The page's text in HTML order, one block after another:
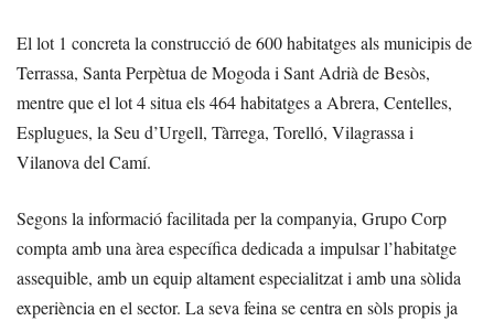
El lot 1 concreta la construcció de 600 habitatges als municipis de
Terrassa, Santa Perpètua de Mogoda i Sant Adrià de Besòs,
mentre que el lot 4 situa els 464 habitatges a Abrera, Centelles,
Esplugues, la Seu d’Urgell, Tàrrega, Torelló, Vilagrassa i
Vilanova del Camí.
Segons la informació facilitada per la companyia, Grupo Corp
compta amb una àrea específica dedicada a impulsar l’habitatge
assequible, amb un equip altament especialitzat i amb una sòlida
experiència en el sector. La seva feina se centra en sòls propis ja